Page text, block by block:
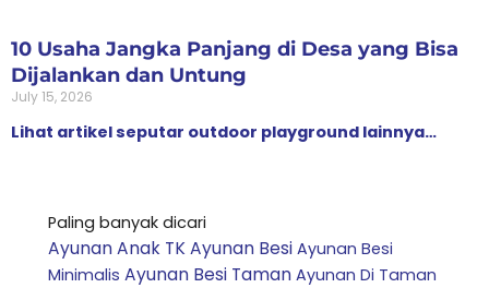
10 Usaha Jangka Panjang di Desa yang Bisa
Dijalankan dan Untung
July 15, 2026
Lihat artikel seputar outdoor playground lainnya…
Paling banyak dicari
Ayunan Anak TKAyunan Besi Ayunan Besi
Minimalis Ayunan Besi Taman Ayunan Di Taman